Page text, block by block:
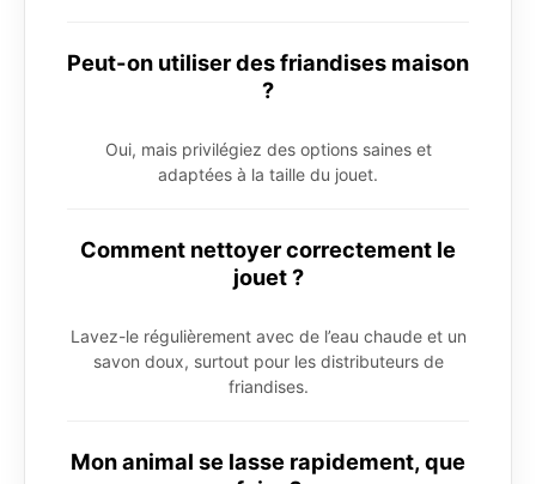
Peut-on utiliser des friandises maison
?
Oui, mais privilégiez des options saines et
adaptées à la taille du jouet.
Comment nettoyer correctement le
jouet ?
Lavez-le régulièrement avec de l’eau chaude et un
savon doux, surtout pour les distributeurs de
friandises.
Mon animal se lasse rapidement, que